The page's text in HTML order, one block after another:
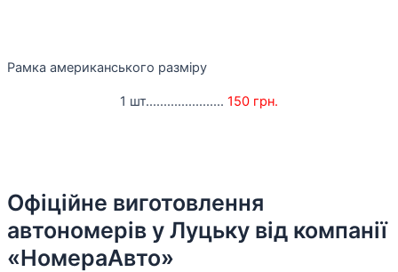
Рамка американського разміру
1 шт...................... 150 грн.
Офіційне виготовлення
автономерів у Луцьку від компанії
«НомераАвто»